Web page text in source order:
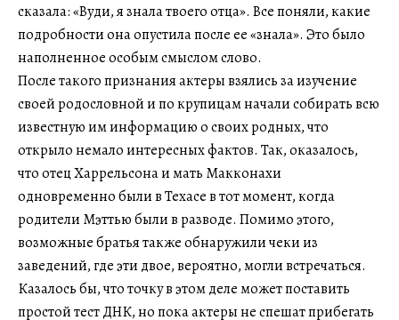
сказала: «Вуди, я знала твоего отца». Все поняли, какие
подробности она опустила после ее «знала». Это было
наполненное особым смыслом слово.
После такого признания актеры взялись за изучение
своей родословной и по крупицам начали собирать всю
известную им информацию о своих родных, что
открыло немало интересных фактов. Так, оказалось,
что отец Харрельсона и мать Макконахи
одновременно были в Техасе в тот момент, когда
родители Мэттью были в разводе. Помимо этого,
возможные братья также обнаружили чеки из
заведений, где эти двое, вероятно, могли встречаться.
Казалось бы, что точку в этом деле может поставить
простой тест ДНК, но пока актеры не спешат прибегать